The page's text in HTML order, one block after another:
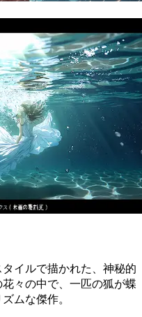
イルで描かれた、神秘的
々の中で、一匹の狐が蝶
ムな傑作。